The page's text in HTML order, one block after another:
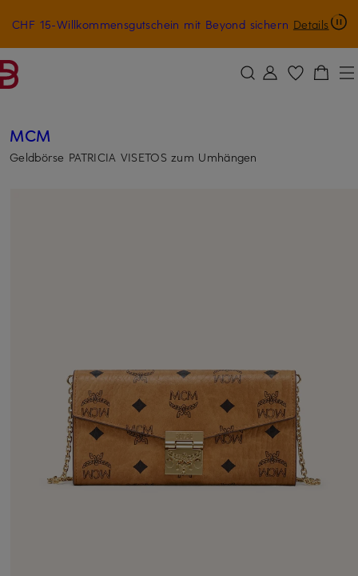
ZUM HAUPTINHALT ÜBERSPRINGEN ZUM SUCHFELD ÜBERSPRINGEN
CHF 15-Willkommensgutschein mit Beyond sichern Details
MCM
Geldbörse PATRICIA VISETOS zum Umhängen